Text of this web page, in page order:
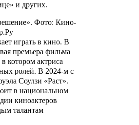
и других.
Фото: Кино-
играть в кино. В
премьера фильма
котором актриса
ролей. В 2024-м с
Соулзи «Раст».
в национальном
киноактеров
талантам